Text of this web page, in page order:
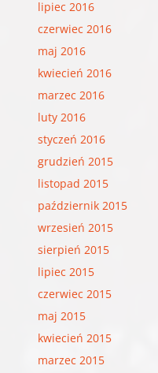
lipiec 2016
czerwiec 2016
maj 2016
kwiecień 2016
marzec 2016
luty 2016
styczeń 2016
grudzień 2015
listopad 2015
październik 2015
wrzesień 2015
sierpień 2015
lipiec 2015
czerwiec 2015
maj 2015
kwiecień 2015
marzec 2015